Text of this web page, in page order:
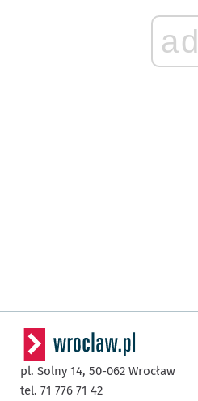
ad
pl. Solny 14, 50-062 Wrocław
tel. 71 776 71 42